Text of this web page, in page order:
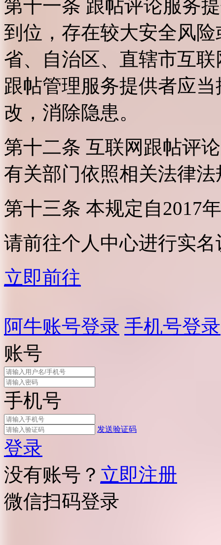
第十一条 跟帖评论服务
到位，存在较大安全风
省、自治区、直辖市互
跟帖管理服务提供者应
改，消除隐患。
第十二条 互联网跟帖评
有关部门依照相关法律
第十三条 本规定自2017
请前往个人中心进行实名
立即前往
阿牛账号登录 手机号登录
账号
手机号
发送验证码
登录
没有账号？ 立即注册
微信扫码登录